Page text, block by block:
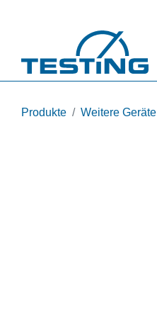
Produkte Weitere Geräte